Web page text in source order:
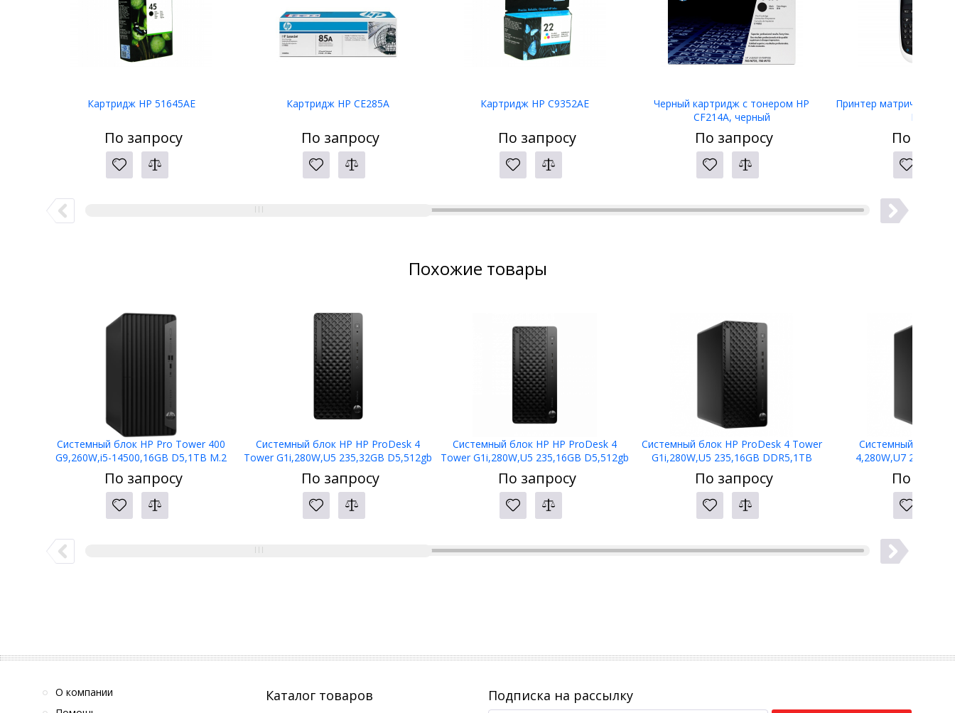
Картридж HP 51645AE
По запросу
Картридж HP CE285A
По запросу
Картридж HP C9352AE
По запросу
Черный картридж с тонером HP
CF214A, черный
По запросу
Принтер матричный
LW-400
По
Похожие товары
Системный блок HP Pro Tower 400
G9,260W,i5-14500,16GB D5,1TB M.2
PCIe,NoODD,W11P,3yw,125Blk
kbd+mse
По запросу
Системный блок HP HP ProDesk 4
Tower G1i,280W,U5 235,32GB D5,512gb
M.2 PCIe,NoODD,W11P,1yw
По запросу
Системный блок HP HP ProDesk 4
Tower G1i,280W,U5 235,16GB D5,512gb
M.2 PCIe,NoODD,W11P,3yw,125Blk
kbd+mse
По запросу
Системный блок HP ProDesk 4 Tower
G1i,280W,U5 235,16GB DDR5,1TB
PCIe,NoODD,W11P,3yw,125Blk
kbd+mse
По запросу
Системный блок
4,280W,U7
По
О компании
Каталог товаров Подписка на рассылку